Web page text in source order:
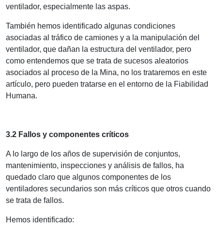
ventilador, especialmente las aspas.
También hemos identificado algunas condiciones
asociadas al tráfico de camiones y a la manipulación del
ventilador, que dañan la estructura del ventilador, pero
como entendemos que se trata de sucesos aleatorios
asociados al proceso de la Mina, no los trataremos en este
artículo, pero pueden tratarse en el entorno de la Fiabilidad
Humana.
3.2 Fallos y componentes críticos
A lo largo de los años de supervisión de conjuntos,
mantenimiento, inspecciones y análisis de fallos, ha
quedado claro que algunos componentes de los
ventiladores secundarios son más críticos que otros cuando
se trata de fallos.
Hemos identificado: